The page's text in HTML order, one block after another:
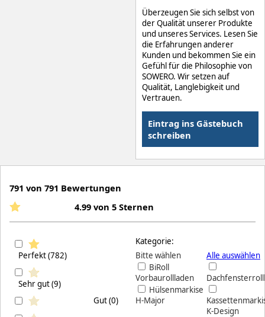
Überzeugen Sie sich selbst von
der Qualität unserer Produkte
und unseres Services. Lesen Sie
die Erfahrungen anderer
Kunden und bekommen Sie ein
Gefühl für die Philosophie von
SOWERO. Wir setzen auf
Qualität, Langlebigkeit und
Vertrauen.
Eintrag ins Gästebuch
schreiben
791 von 791 Bewertungen
4.99 von 5 Sternen
Perfekt (782)
Sehr gut (9)
Gut (0)
Kategorie:
Bitte wählen
Alle auswählen
BiRoll
Vorbaurollladen
Hülsenmarkise
H-Major
K-Design